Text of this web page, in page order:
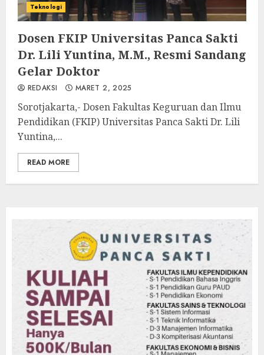
Teknologi
Dosen FKIP Universitas Panca Sakti
Dr. Lili Yuntina, M.M., Resmi Sandang
Gelar Doktor
REDAKSI MARET 2, 2025
Sorotjakarta,- Dosen Fakultas Keguruan dan Ilmu
Pendidikan (FKIP) Universitas Panca Sakti Dr. Lili
Yuntina,...
READ MORE